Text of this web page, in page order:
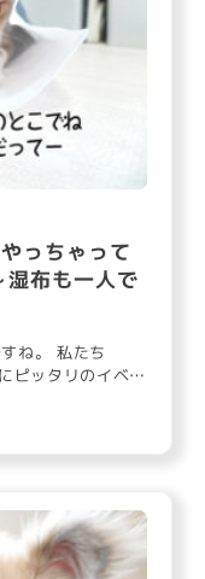
っちゃって
湿布も一人で
ね。 私たち
ピッタリのイベン